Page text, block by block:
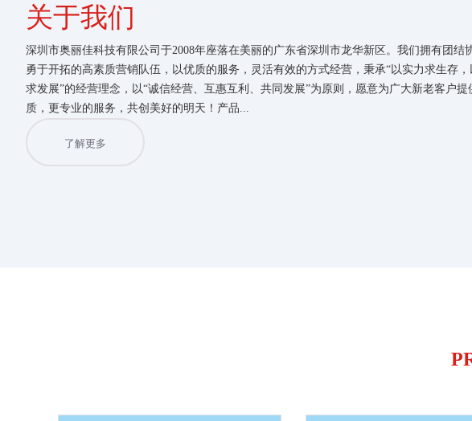
关于我们
深圳市奥丽佳科技有限公司于2008年座落在美丽的广东省深圳市龙华新区。我们拥有团结
勇于开拓的高素质营销队伍，以优质的服务，灵活有效的方式经营，秉承“以实力求生存
求发展”的经营理念，以“诚信经营、互惠互利、共同发展”为原则，愿意为广大新老客户提
质，更专业的服务，共创美好的明天！产品...
了解更多